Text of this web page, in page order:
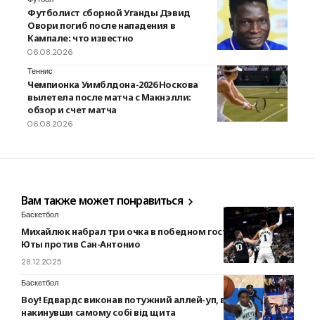
Футболист сборной Уганды Дэвид
Овори погиб после нападения в
Кампале: что известно
06.08.2026
Теннис
Чемпионка Уимблдона-2026 Носкова
вылетела после матча с Макнэлли:
обзор и счет матча
06.08.2026
Вам также может понравиться
Баскетбол
Михайлюк набрал три очка в победном гостевом матче
Юты против Сан-Антонио
28.12.2025
Баскетбол
Воу! Едвардс виконав потужний аллей-уп, винахідливо
накинувши самому собі від щита